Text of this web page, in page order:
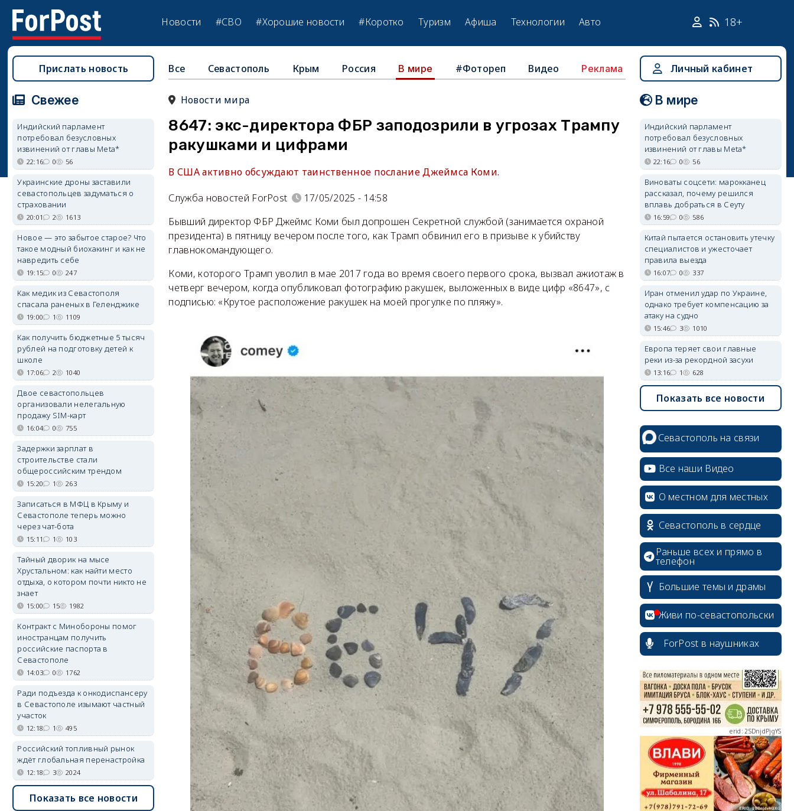
Новости #СВО #Хорошие новости #Коротко Туризм Афиша Технологии Авто 18+
Все Севастополь Крым Россия В мире #Фотореп Видео Реклама
Новости мира
8647: экс-директора ФБР заподозрили в угрозах Трампу
ракушками и цифрами
В США активно обсуждают таинственное послание Джеймса Коми.
Служба новостей ForPost
17/05/2025 - 14:58
Бывший директор ФБР Джеймс Коми был допрошен Секретной службой (занимается охраной
президента) в пятницу вечером после того, как Трамп обвинил его в призыве к убийству
главнокомандующего.
Коми, которого Трамп уволил в мае 2017 года во время своего первого срока, вызвал ажиотаж в
четверг вечером, когда опубликовал фотографию ракушек, выложенных в виде цифр «8647», с
подписью: «Крутое расположение ракушек на моей прогулке по пляжу».
Прислать новость
Свежее
Индийский парламент
потребовал безусловных
извинений от главы Meta*
22:16 0 56
Украинские дроны заставили
севастопольцев задуматься о
страховании
20:01 2 1613
Новое — это забытое старое? Что
такое модный биохакинг и как не
навредить себе
19:15 0 247
Как медик из Севастополя
спасала раненых в Геленджике
19:00 1 1109
Как получить бюджетные 5 тысяч
рублей на подготовку детей к
школе
17:06 2 1040
Двое севастопольцев
организовали нелегальную
продажу SIM-карт
16:04 0 755
Задержки зарплат в
строительстве стали
общероссийским трендом
15:20 1 263
Записаться в МФЦ в Крыму и
Севастополе теперь можно
через чат-бота
15:11 1 103
Тайный дворик на мысе
Хрустальном: как найти место
отдыха, о котором почти никто не
знает
15:00 15 1982
Контракт с Минобороны помог
иностранцам получить
российские паспорта в
Севастополе
14:03 0 1762
Ради подъезда к онкодиспансеру
в Севастополе изымают частный
участок
12:18 1 495
Российский топливный рынок
ждёт глобальная перенастройка
12:18 3 2024
Показать все новости
Личный кабинет
В мире
Индийский парламент
потребовал безусловных
извинений от главы Meta*
22:16 0 56
Виноваты соцсети: марокканец
рассказал, почему решился
вплавь добраться в Сеуту
16:59 0 586
Китай пытается остановить утечку
специалистов и ужесточает
правила выезда
16:07 0 337
Иран отменил удар по Украине,
однако требует компенсацию за
атаку на судно
15:46 3 1010
Европа теряет свои главные
реки из-за рекордной засухи
13:16 1 628
Показать все новости
Севастополь на связи
Все наши Видео
О местном для местных
Севастополь в сердце
Раньше всех и прямо в
телефон
Большие темы и драмы
Живи по-севастопольски
ForPost в наушниках
erid: 2SDnjcrDNw6
erid: 2SDnjdPjgYS
erid: 2SDnjdvhGXG